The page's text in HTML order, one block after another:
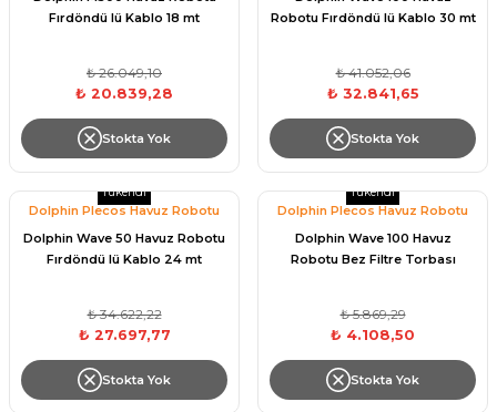
Olimpik Havuz
Yangın Pompası
Fırdöndü lü Kablo 18 mt
₺ 26.049,10
₺ 20.839,28
Stokta Yok
Robotu Fırdöndü lü Kablo 30 mt
₺ 41.052,06
₺ 32.841,65
Stokta Yok
Tükendi
Dolphin Plecos Havuz Robotu
Dolphin Wave 50 Havuz Robotu
Fırdöndü lü Kablo 24 mt
₺ 34.622,22
₺ 27.697,77
Stokta Yok
Tükendi
Dolphin Plecos Havuz Robotu
Dolphin Wave 100 Havuz
Robotu Bez Filtre Torbası
₺ 5.869,29
₺ 4.108,50
Stokta Yok